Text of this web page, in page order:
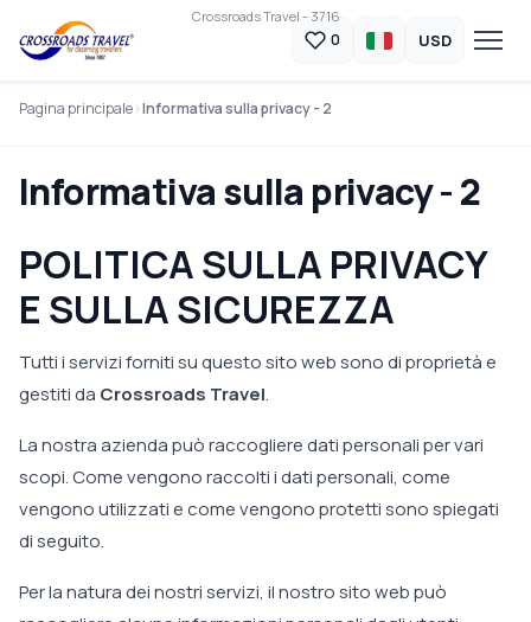
Crossroads Travel - 3716
0 USD
Pagina principale Informativa sulla privacy - 2
Informativa sulla privacy - 2
POLITICA SULLA PRIVACY
E SULLA SICUREZZA
Tutti i servizi forniti su questo sito web sono di proprietà e
gestiti da Crossroads Travel.
La nostra azienda può raccogliere dati personali per vari
scopi. Come vengono raccolti i dati personali, come
vengono utilizzati e come vengono protetti sono spiegati
di seguito.
Per la natura dei nostri servizi, il nostro sito web può